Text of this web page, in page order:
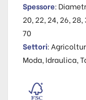
Spessore:
20, 22, 24, 26, 28,
70
Settori:
Moda, Idraulica,